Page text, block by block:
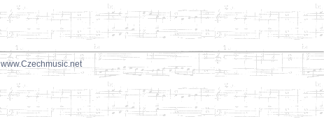
www.Czechmusic.net